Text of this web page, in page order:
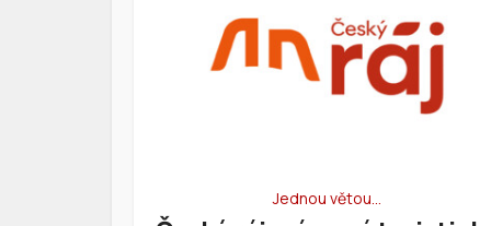
Jednou větou…